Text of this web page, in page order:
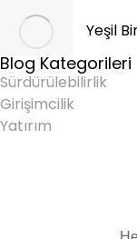
Yeşil
Blog Kategorileri
Sürdürülebilirlik
Girişimcilik
Yatırım